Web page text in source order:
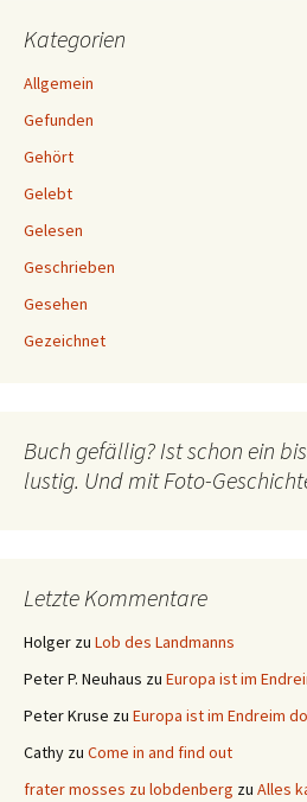
Kategorien
Allgemein
Gefunden
Gehört
Gelebt
Gelesen
Geschrieben
Gesehen
Gezeichnet
Buch gefällig? Ist schon ein
lustig. Und mit Foto-
Letzte Kommentare
Holger zu Lob des Landmanns
Peter P. Neuhaus zu Europa ist im
Peter Kruse zu Europa ist im Endreim
Cathy zu Come in and find out
frater mosses zu lobdenberg zu Alles